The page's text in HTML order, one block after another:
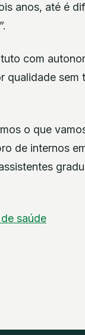
anos, até é
com
qualidade sem
o que
de internos
saúde